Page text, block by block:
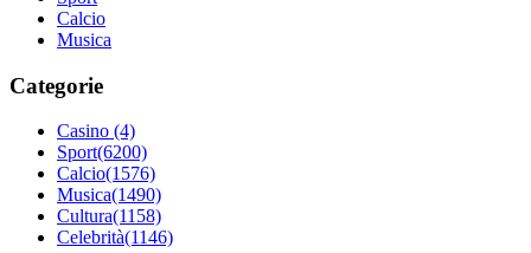
Calcio
Musica
Categorie
Casino (4)
Sport(6200)
Calcio(1576)
Musica(1490)
Cultura(1158)
Celebrità(1146)